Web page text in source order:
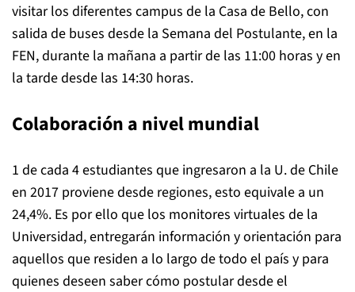
visitar los diferentes campus de la Casa de Bello, con
salida de buses desde la Semana del Postulante, en la
FEN, durante la mañana a partir de las 11:00 horas y en
la tarde desde las 14:30 horas.
Colaboración a nivel mundial
1 de cada 4 estudiantes que ingresaron a la U. de Chile
en 2017 proviene desde regiones, esto equivale a un
24,4%. Es por ello que los monitores virtuales de la
Universidad, entregarán información y orientación para
aquellos que residen a lo largo de todo el país y para
quienes deseen saber cómo postular desde el